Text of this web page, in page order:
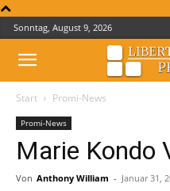
Sonntag, August 9, 2026
Start Promi-News
Promi-News
Marie Kondo
Von Anthony William - Januar 31,